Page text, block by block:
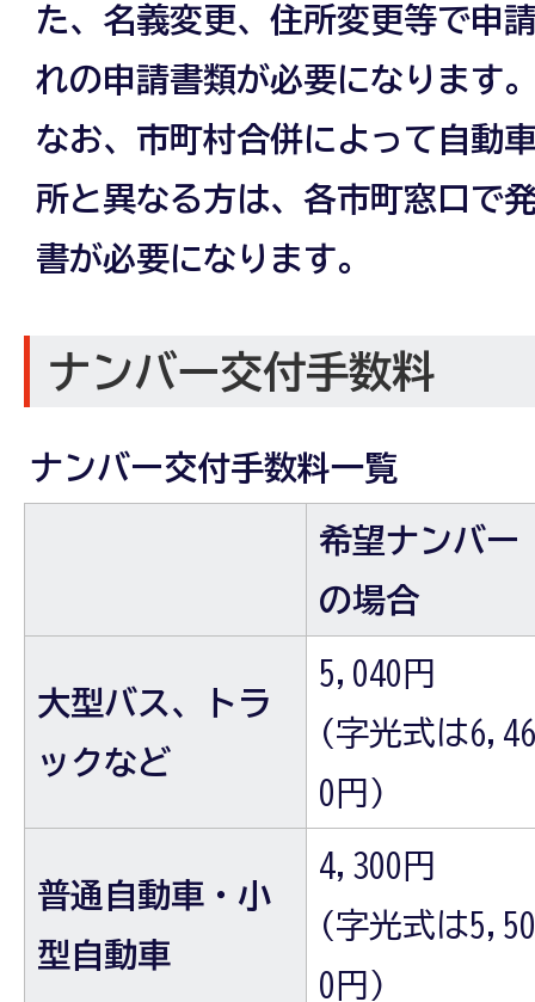
た、名義変更、住所変更等で申
れの申請書類が必要になります
なお、市町村合併によって自動
所と異なる方は、各市町窓口で
書が必要になります。
ナンバー交付手数料
ナンバー交付手数料一覧
希望ナンバー
の場合
大型バス、トラ
ックなど
5,040円
(字光式は6,46
0円)
普通自動車・小
型自動車
4,300円
(字光式は5,50
0円)